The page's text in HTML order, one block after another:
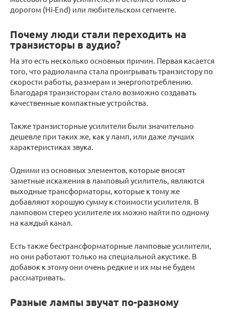
дорогом (Hi-End) или любительском сегменте.
Почему люди стали переходить на
транзисторы в аудио?
На это есть несколько основных причин. Первая касается
того, что радиолампа стала проигрывать транзистору по
скорости работы, размерам и энергопотреблению.
Благодаря транзисторам стало возможно создавать
качественные компактные устройства.
Также транзисторные усилители были значительно
дешевле при таких же, как у ламп, или даже лучших
характеристиках звука.
Одними из основных элементов, которые вносят
заметные искажения в ламповый усилитель, являются
выходные трансформаторы, которые к тому же
добавляют хорошую сумму к стоимости усилителя. В
ламповом стерео усилителе их можно найти по одному
на каждый канал.
Есть также бестрансформаторные ламповые усилители,
но они работают только на специальной акустике. В
добавок к этому они очень редкие и их мы не будем
рассматривать.
Разные лампы звучат по-разному